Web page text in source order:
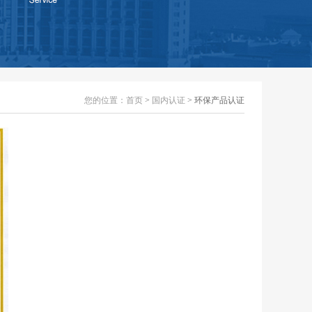
您的位置： 首页 > 国内认证 > 环保产品认证